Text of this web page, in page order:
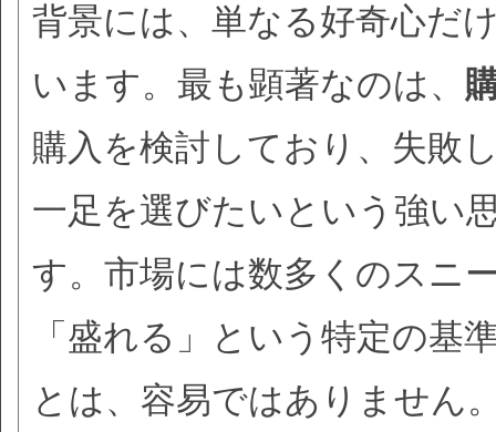
背景には、単なる好奇心だ
います。最も顕著なのは、
購入を検討しており、失敗
一足を選びたいという強い
す。市場には数多くのスニ
「盛れる」という特定の基
とは、容易ではありません